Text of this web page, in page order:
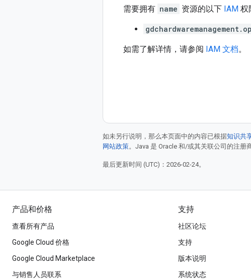
需要拥有 name 资源的以下 IAM 权
如需了解详情，请参阅 IAM 文档。
如未另行说明，那么本页面中的内容已根据知识共
网站政策。Java 是 Oracle 和/或其关联公司的注册
最后更新时间 (UTC)：2026-02-24。
产品和价格
查看所有产品
Google Cloud 价格
Google Cloud Marketplace
与销售人员联系
支持
社区论坛
支持
版本说明
系统状态